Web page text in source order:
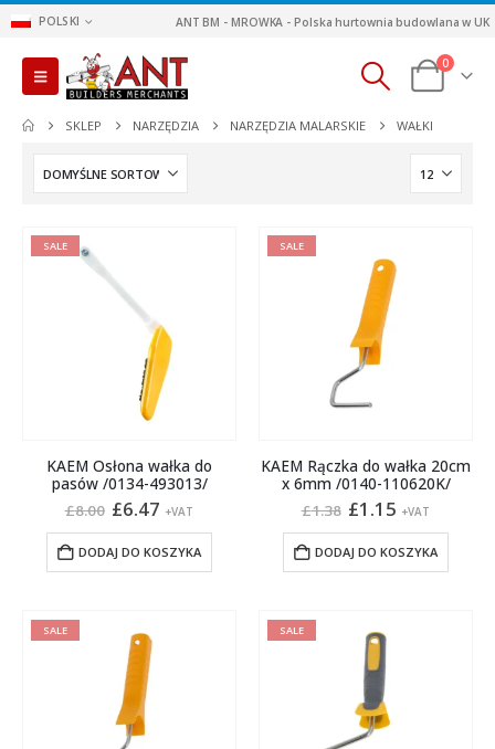
POLSKI ANT BM - MROWKA - Polska hurtownia budowlana w UK
0
SKLEP NARZĘDZIA NARZĘDZIA MALARSKIE WAŁKI
SALE
KAEM Osłona wałka do
pasów /0134-493013/
£8.00 Pierwotna
cena
wynosiła:
£8.00.
£6.47 Aktualna
cena
wynosi:
£6.47.
+VAT
DODAJ DO KOSZYKA
SALE
KAEM Rączka do wałka 20cm
x 6mm /0140-110620K/
£1.38 Pierwotna
cena
wynosiła:
£1.38.
£1.15 Aktualna
cena
wynosi:
£1.15.
+VAT
DODAJ DO KOSZYKA
SALE SALE